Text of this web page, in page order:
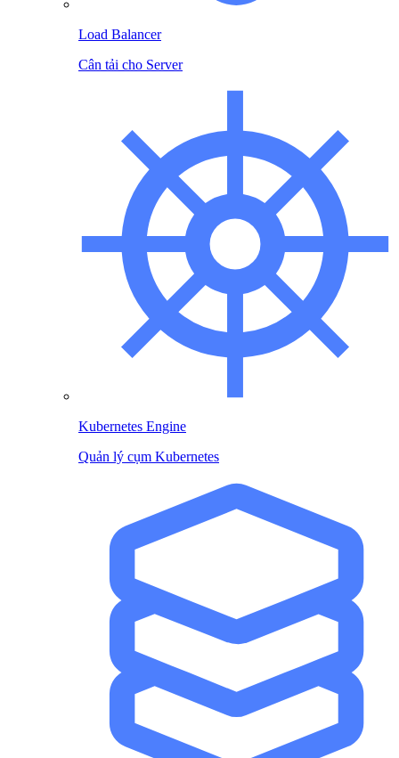
Load Balancer
Cân tải cho Server
Kubernetes Engine
Quản lý cụm Kubernetes